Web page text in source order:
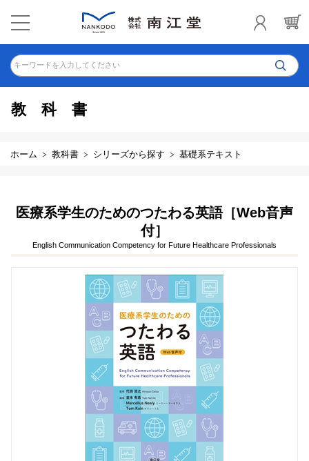
キーワードを入力してください
教科書
ホーム 教科書 シリーズから探す 基礎系テキスト
医療系学生のためのつたわる英語［Web音声
付］
English Communication Competency for Future Healthcare Professionals